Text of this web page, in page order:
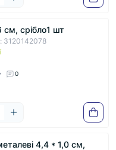
см, срібло1 шт
3120142078
0
4,4 * 1,0 см,